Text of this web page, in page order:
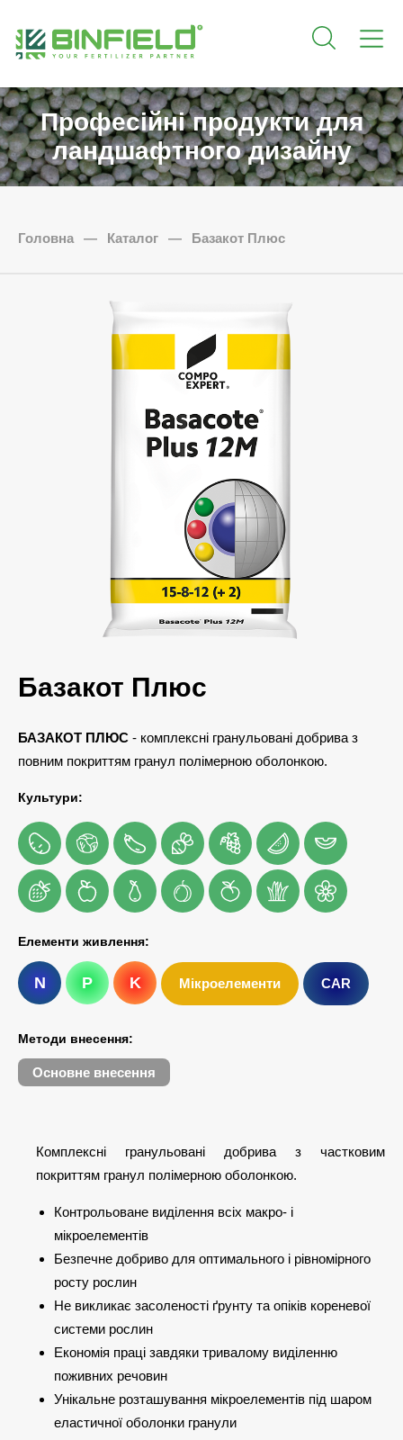
Професійні продукти для
ландшафтного дизайну
Головна — Каталог — Базакот Плюс
Базакот Плюс
БАЗАКОТ ПЛЮС - комплексні гранульовані добрива з
повним покриттям гранул полімерною оболонкою.
Культури:
Елементи живлення:
N P K Мікроелементи CAR
Методи внесення:
Основне внесення
Комплексні гранульовані добрива з частковим
покриттям гранул полімерною оболонкою.
Контрольоване виділення всіх макро- і
мікроелементів
Безпечне добриво для оптимального і рівномірного
росту рослин
Не викликає засоленості ґрунту та опіків кореневої
системи рослин
Економія праці завдяки тривалому виділенню
поживних речовин
Унікальне розташування мікроелементів під шаром
еластичної оболонки гранули